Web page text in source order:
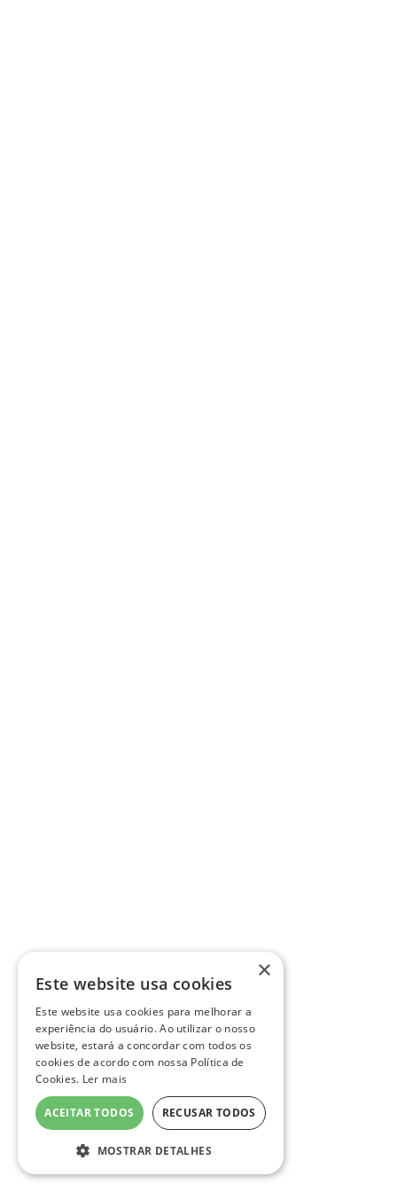
×
Este website usa cookies
Este website usa cookies para melhorar a
experiência do usuário. Ao utilizar o nosso
website, estará a concordar com todos os
cookies de acordo com nossa Política de
Cookies. Ler mais
ACEITAR TODOS RECUSAR TODOS
MOSTRAR DETALHES